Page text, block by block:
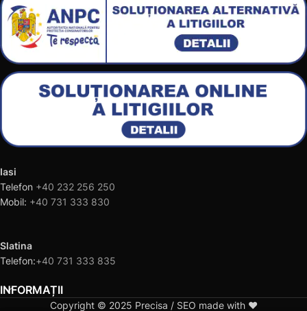
Iasi
Telefon +40 232 256 250
Mobil: +40 731 333 830
Slatina
Telefon:+40 731 333 835
INFORMAȚII
Copyright © 2025 Precisa / SEO made with ❤️